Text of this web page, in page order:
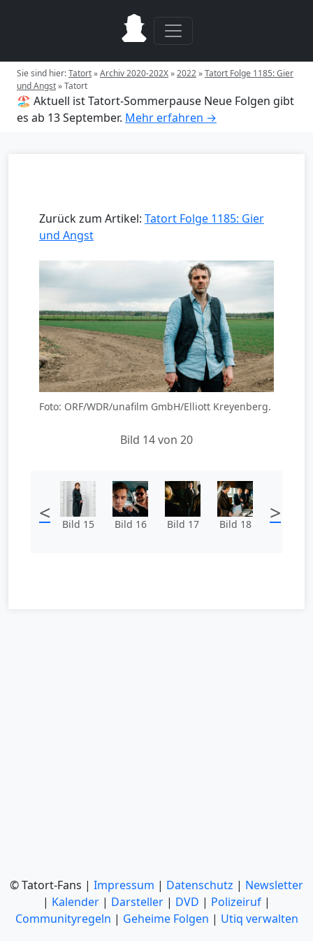
Sie sind hier:Tatort»Archiv 2020-202X»2022»Tatort Folge 1185: Gier
und Angst»Tatort
🏖️ Aktuell ist Tatort-Sommerpause Neue Folgen gibt
es ab 13 September. Mehr erfahren →
Zurück zum Artikel: Tatort Folge 1185: Gier
und Angst
Foto: ORF/WDR/unafilm GmbH/Elliott Kreyenberg.
Bild 14 von 20
< Bild 15 Bild 16 Bild 17 Bild 18 >
© Tatort-Fans | Impressum | Datenschutz | Newsletter
| Kalender | Darsteller | DVD | Polizeiruf |
Communityregeln | Geheime Folgen | Utiq verwalten